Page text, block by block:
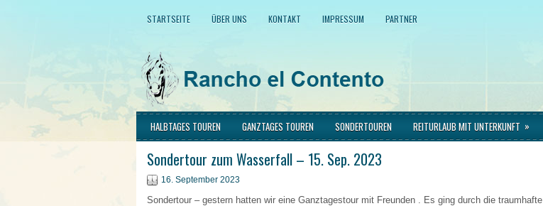
STARTSEITE ÜBER UNS KONTAKT IMPRESSUM PARTNER
HALBTAGES TOUREN GANZTAGES TOUREN SONDERTOUREN REITURLAUB MIT UNTERKUNFT »
Sondertour zum Wasserfall – 15. Sep. 2023
16. September 2023
Sondertour – gestern hatten wir eine Ganztagestour mit Freunden . Es ging durch die traumhafte